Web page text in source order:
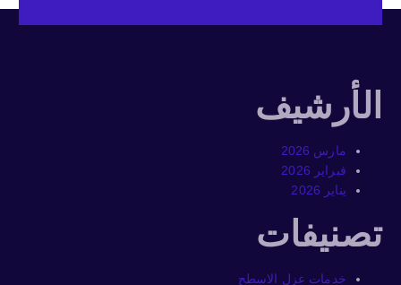
الأرشيف
مارس 2026
فبراير 2026
يناير 2026
تصنيفات
خدمات عزل الاسطح